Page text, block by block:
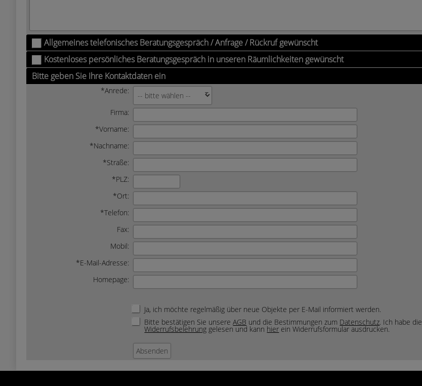
Allgemeines telefonisches Beratungsgespräch / Anfrage / Rückruf gewünscht
Kostenloses persönliches Beratungsgespräch in unseren Räumlichkeiten gewünscht
Bitte geben Sie Ihre Kontaktdaten ein
*Anrede:
Firma:
*Vorname:
*Nachname:
*Straße:
*PLZ:
*Ort:
*Telefon:
Fax:
Mobil:
*E-Mail-Adresse:
Homepage:
Ja, ich möchte regelmäßig über neue Objekte per E-Mail informiert werden.
Bitte bestätigen Sie unsereAGB und die Bestimmungen zum Datenschutz. Ich habe die
Widerrufsbelehrung gelesen und kann hier ein Widerrufsformular ausdrucken.